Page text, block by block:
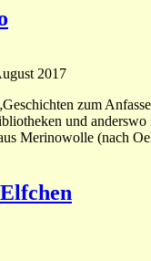
2017
zum
und
Merinowolle (nach